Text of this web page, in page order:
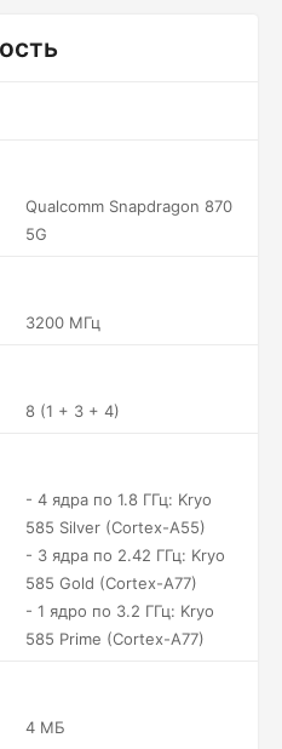
Qualcomm Snapdragon 870
5G
3200 МГц
8 (1 + 3 + 4)
- 4 ядра по 1.8 ГГц: Kryo
585 Silver (Cortex-A55)
- 3 ядра по 2.42 ГГц: Kryo
585 Gold (Cortex-A77)
- 1 ядро по 3.2 ГГц: Kryo
585 Prime (Cortex-A77)
4 МБ